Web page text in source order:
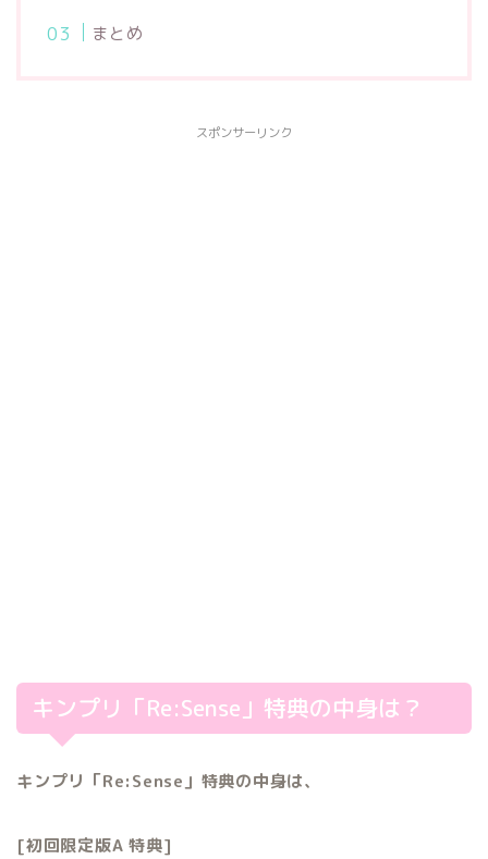
まとめ
スポンサーリンク
キンプリ「Re:Sense」特典の中身は？
キンプリ「Re:Sense」特典の中身は、
[初回限定版A 特典]